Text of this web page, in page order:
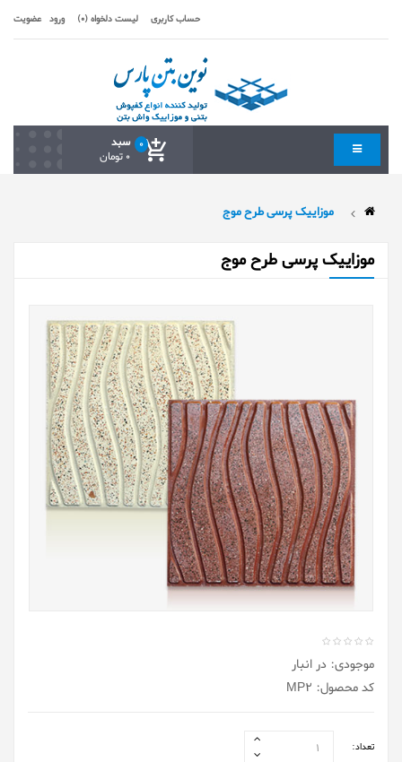
حساب کاربری لیست دلخواه (0) ورود عضویت
سبد 0
0 تومان
موزاییک پرسی طرح موج
موزاییک پرسی طرح موج
موجودی: در انبار
کد محصول: MP2
تعداد: